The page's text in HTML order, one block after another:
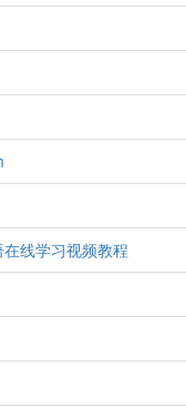
线学习视频教程